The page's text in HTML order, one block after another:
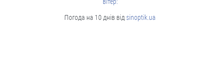
Погода на 10 днів від sinoptik.ua